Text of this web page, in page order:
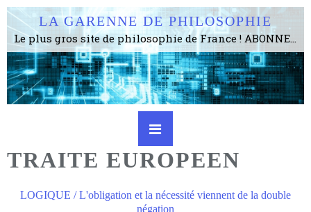
LA GARENNE DE PHILOSOPHIE
Le plus gros site de philosophie de France ! ABONNEZ-VOUS ! 4115 Articles, 1634 abonné·e·s, depuis 2006 . . . . . . . . 2 852 214 pages vues jusqu'à présent. Prestance et être apte à un plus grand nombre de choses.
TRAITE EUROPEEN
LOGIQUE / L'obligation et la nécessité viennent de la double
négation